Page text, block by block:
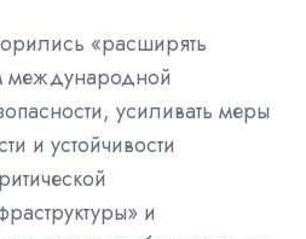
«расширять
международной
усиливать меры
и устойчивости
и